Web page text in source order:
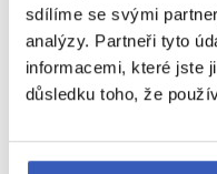
sdílíme se svými
analýzy. Partneři tyto
informacemi, které jste
důsledku toho, že
hmotnosti do 10 kg
podpalubí)
Zavazadlo za příplatek 2
hmotnosti do 20 kg